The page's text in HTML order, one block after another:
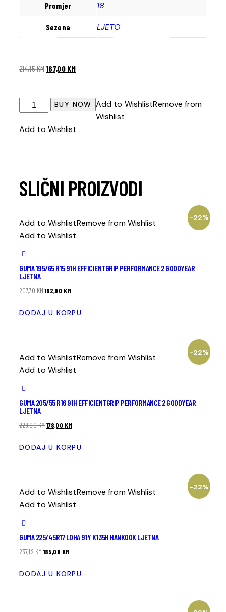
Promjer 18
Sezona LJETO
214,15KM167,00 KM
BUY NOW Add to WishlistRemove from
Wishlist
Add to Wishlist
SLIČNI PROIZVODI
-22%
Add to WishlistRemove from Wishlist
Add to Wishlist
GUMA 195/65 R15 91H EFFICIENTGRIP PERFORMANCE 2 GOODYEAR
LJETNA
207,70KM162,00 KM
DODAJ U KORPU
-22%
Add to WishlistRemove from Wishlist
Add to Wishlist
GUMA 205/55 R16 91H EFFICIENTGRIP PERFORMANCE 2 GOODYEAR
LJETNA
228,00KM178,00 KM
DODAJ U KORPU
-22%
Add to WishlistRemove from Wishlist
Add to Wishlist
GUMA 225/45R17 LOHA 91Y K135H HANKOOK LJETNA
237,12KM185,00 KM
DODAJ U KORPU